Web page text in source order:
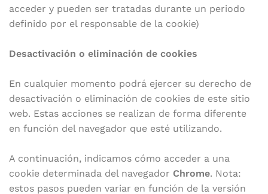
acceder y pueden ser tratadas durante un periodo
definido por el responsable de la cookie)
Desactivación o eliminación de cookies
En cualquier momento podrá ejercer su derecho de
desactivación o eliminación de cookies de este sitio
web. Estas acciones se realizan de forma diferente
en función del navegador que esté utilizando.
A continuación, indicamos cómo acceder a una
cookie determinada del navegador Chrome. Nota:
estos pasos pueden variar en función de la versión